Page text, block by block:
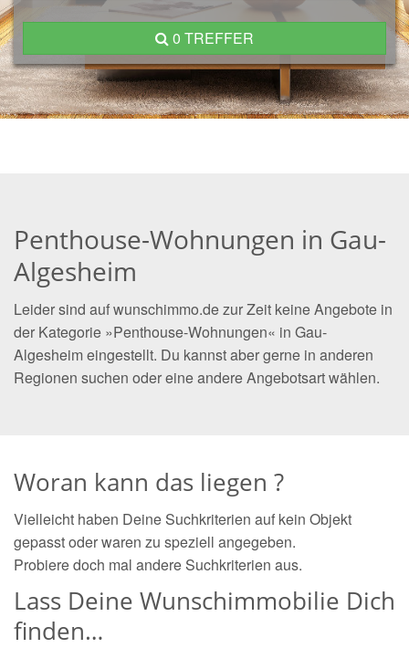
0 TREFFER
Penthouse-Wohnungen in Gau-
Algesheim
Leider sind auf wunschimmo.de zur Zeit keine Angebote in
der Kategorie »Penthouse-Wohnungen« in Gau-
Algesheim eingestellt. Du kannst aber gerne in anderen
Regionen suchen oder eine andere Angebotsart wählen.
Woran kann das liegen ?
Vielleicht haben Deine Suchkriterien auf kein Objekt
gepasst oder waren zu speziell angegeben.
Probiere doch mal andere Suchkriterien aus.
Lass Deine Wunschimmobilie Dich
finden…